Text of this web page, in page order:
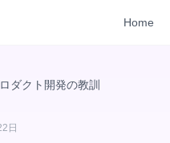
Home
ダクト開発の教訓
日